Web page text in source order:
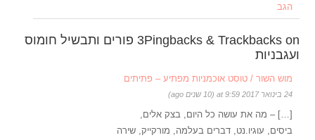
הגב
3Pingbacks & Trackbacks on פורים ותבשיל חומוס
ועגבניות
מוש השור / טוסט אוכמניות מפתיע – פתיתים
24 בינואר 2017 at 9:59 (10 שנים ago)
[…] – מה את עושה כל היום, בצק אלים,
ביסים, עוגיו.נט, דברים בעלמה, מורקייק, שירה